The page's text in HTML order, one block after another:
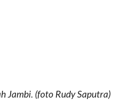
Jambi. (foto Rudy Saputra)